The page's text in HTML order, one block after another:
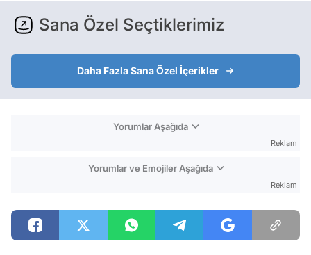
Sana Özel Seçtiklerimiz
Daha Fazla Sana Özel İçerikler
Yorumlar Aşağıda
Reklam
Yorumlar ve Emojiler Aşağıda
Reklam